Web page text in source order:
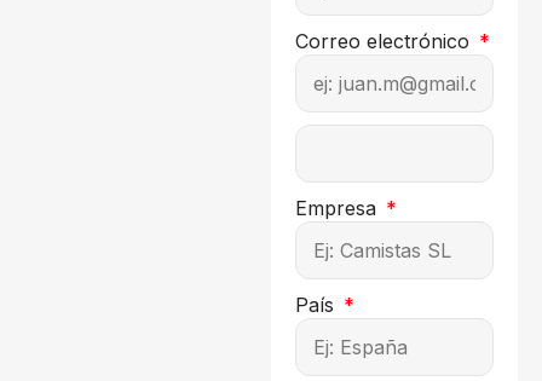
Correo electrónico
Empresa
País